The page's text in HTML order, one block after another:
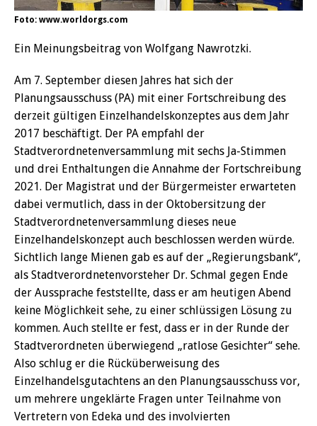
Foto: www.worldorgs.com
Ein Meinungsbeitrag von Wolfgang Nawrotzki.
Am 7. September diesen Jahres hat sich der
Planungsausschuss (PA) mit einer Fortschreibung des
derzeit gültigen Einzelhandelskonzeptes aus dem Jahr
2017 beschäftigt. Der PA empfahl der
Stadtverordnetenversammlung mit sechs Ja-Stimmen
und drei Enthaltungen die Annahme der Fortschreibung
2021. Der Magistrat und der Bürgermeister erwarteten
dabei vermutlich, dass in der Oktobersitzung der
Stadtverordnetenversammlung dieses neue
Einzelhandelskonzept auch beschlossen werden würde.
Sichtlich lange Mienen gab es auf der „Regierungsbank“,
als Stadtverordnetenvorsteher Dr. Schmal gegen Ende
der Aussprache feststellte, dass er am heutigen Abend
keine Möglichkeit sehe, zu einer schlüssigen Lösung zu
kommen. Auch stellte er fest, dass er in der Runde der
Stadtverordneten überwiegend „ratlose Gesichter“ sehe.
Also schlug er die Rücküberweisung des
Einzelhandelsgutachtens an den Planungsausschuss vor,
um mehrere ungeklärte Fragen unter Teilnahme von
Vertretern von Edeka und des involvierten